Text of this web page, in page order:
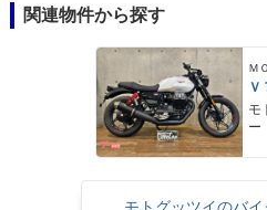
関連物件から探す
Ｍ
Ｖ
モ
ー
モトグッツイのバ